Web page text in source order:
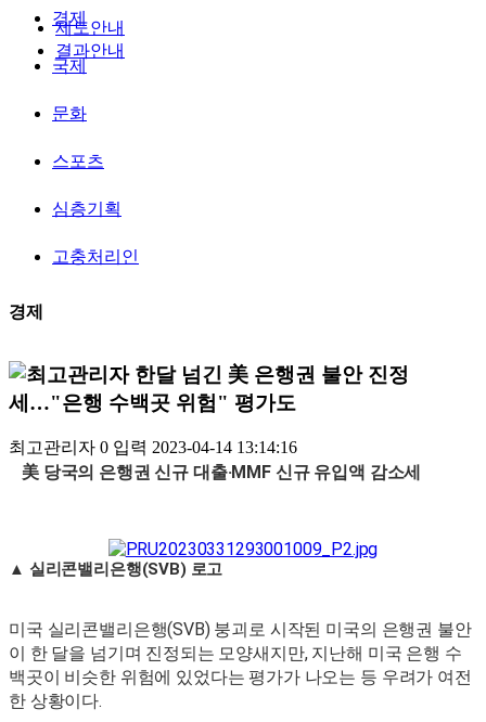
경제
국제
문화
스포츠
심층기획
고충처리인
제도안내
결과안내
경제
한달 넘긴 美 은행권 불안 진정
세…"은행 수백곳 위험" 평가도
최고관리자 0 입력 2023-04-14 13:14:16
美 당국의 은행권 신규 대출·MMF 신규 유입액 감소세
▲ 실리콘밸리은행(SVB) 로고
미국 실리콘밸리은행(SVB) 붕괴로 시작된 미국의 은행권 불안
이 한 달을 넘기며 진정되는 모양새지만, 지난해 미국 은행 수
백곳이 비슷한 위험에 있었다는 평가가 나오는 등 우려가 여전
한 상황이다.